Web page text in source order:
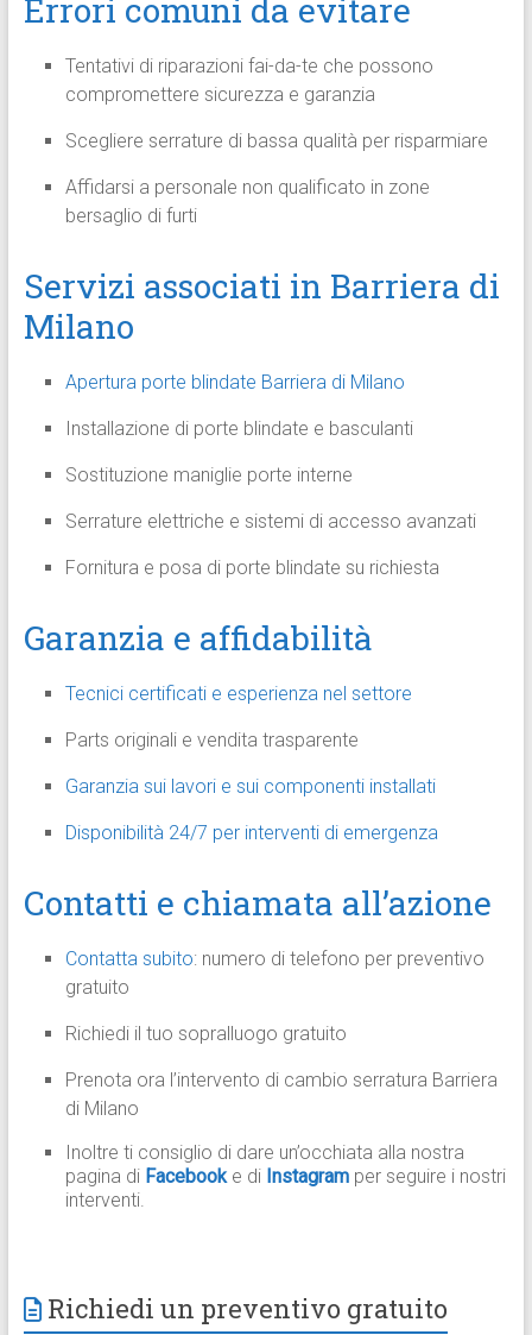
Errori comuni da evitare
Tentativi di riparazioni fai-da-te che possono
compromettere sicurezza e garanzia
Scegliere serrature di bassa qualità per risparmiare
Affidarsi a personale non qualificato in zone
bersaglio di furti
Servizi associati in Barriera di
Milano
Apertura porte blindate Barriera di Milano
Installazione di porte blindate e basculanti
Sostituzione maniglie porte interne
Serrature elettriche e sistemi di accesso avanzati
Fornitura e posa di porte blindate su richiesta
Garanzia e affidabilità
Tecnici certificati e esperienza nel settore
Parts originali e vendita trasparente
Garanzia sui lavori e sui componenti installati
Disponibilità 24/7 per interventi di emergenza
Contatti e chiamata all’azione
Contatta subito: numero di telefono per preventivo
gratuito
Richiedi il tuo sopralluogo gratuito
Prenota ora l’intervento di cambio serratura Barriera
di Milano
Inoltre ti consiglio di dare un’occhiata alla nostra
pagina di Facebook e di Instagram per seguire i nostri
interventi.
Richiedi un preventivo gratuito